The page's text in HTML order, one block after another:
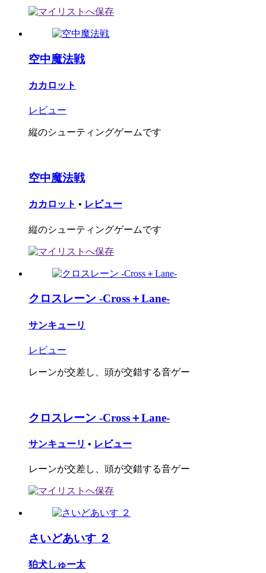
空中魔法戦
カカロット
レビュー
縦のシューティングゲームです
空中魔法戦
カカロット • レビュー
縦のシューティングゲームです
クロスレーン -Cross＋Lane-
サンキューリ
レビュー
レーンが交差し、頭が交錯する音ゲー
クロスレーン -Cross＋Lane-
サンキューリ • レビュー
レーンが交差し、頭が交錯する音ゲー
さいどあいす ２
狛犬しゅー太